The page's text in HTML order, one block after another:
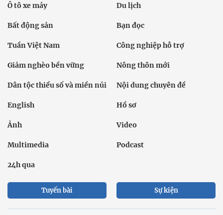
Ô tô xe máy Du lịch
Bất động sản Bạn đọc
Tuần Việt Nam Công nghiệp hỗ trợ
Giảm nghèo bền vững Nông thôn mới
Dân tộc thiểu số và miền núi Nội dung chuyên đề
English Hồ sơ
Ảnh Video
Multimedia Podcast
24h qua
Tuyến bài Sự kiện